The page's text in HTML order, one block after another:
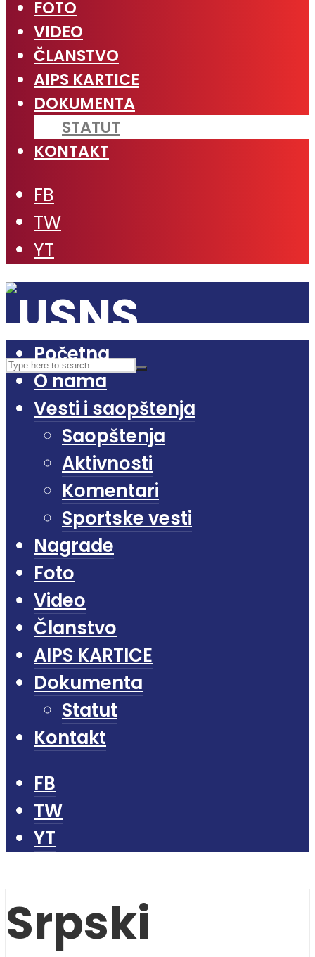
FOTO
VIDEO
ČLANSTVO
AIPS KARTICE
DOKUMENTA
STATUT
KONTAKT
FB
TW
YT
Početna
O nama
Vesti i saopštenja
Saopštenja
Aktivnosti
Komentari
Sportske vesti
Nagrade
Foto
Video
Članstvo
AIPS KARTICE
Dokumenta
Statut
Kontakt
FB
TW
YT
Srpski